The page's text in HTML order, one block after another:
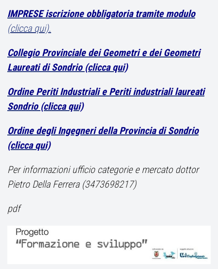
IMPRESE iscrizione obbligatoria tramite modulo
(clicca qui).
Collegio Provinciale dei Geometri e dei Geometri
Laureati di Sondrio (clicca qui)
Ordine Periti Industriali e Periti industriali laureati
Sondrio (clicca qui)
Ordine degli Ingegneri della Provincia di Sondrio
(clicca qui)
Per informazioni ufficio categorie e mercato dottor
Pietro Della Ferrera (3473698217)
pdf